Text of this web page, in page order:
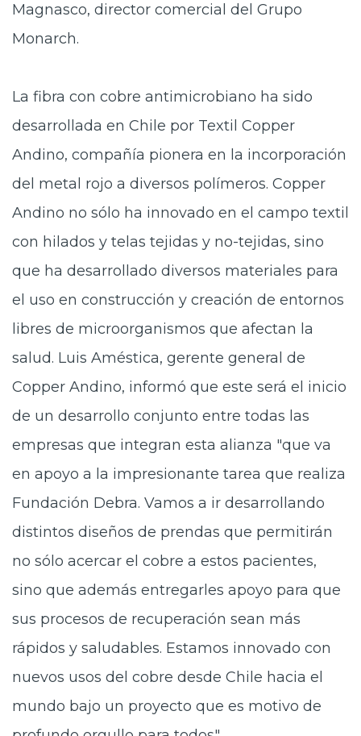
Magnasco, director comercial del Grupo
Monarch.
La fibra con cobre antimicrobiano ha sido
desarrollada en Chile por Textil Copper
Andino, compañía pionera en la incorporación
del metal rojo a diversos polímeros. Copper
Andino no sólo ha innovado en el campo textil
con hilados y telas tejidas y no-tejidas, sino
que ha desarrollado diversos materiales para
el uso en construcción y creación de entornos
libres de microorganismos que afectan la
salud. Luis Améstica, gerente general de
Copper Andino, informó que este será el inicio
de un desarrollo conjunto entre todas las
empresas que integran esta alianza "que va
en apoyo a la impresionante tarea que realiza
Fundación Debra. Vamos a ir desarrollando
distintos diseños de prendas que permitirán
no sólo acercar el cobre a estos pacientes,
sino que además entregarles apoyo para que
sus procesos de recuperación sean más
rápidos y saludables. Estamos innovado con
nuevos usos del cobre desde Chile hacia el
mundo bajo un proyecto que es motivo de